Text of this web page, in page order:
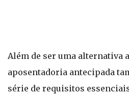
Além de ser uma alternativa
aposentadoria antecipada
série de requisitos